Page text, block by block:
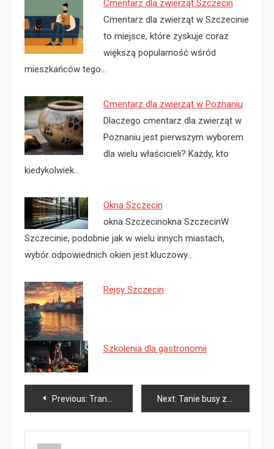
Cmentarz dla zwierząt Szczecin
Cmentarz dla zwierząt w Szczecinie
to miejsce, które zyskuje coraz
większą popularność wśród
mieszkańców tego…
Cmentarz dla zwierząt w Poznaniu
Dlaczego cmentarz dla zwierząt w
Poznaniu jest pierwszym wyborem
dla wielu właścicieli? Każdy, kto
kiedykolwiek…
Okna Szczecin
okna Szczecinokna SzczecinW
Szczecinie, podobnie jak w wielu innych miastach,
wybór odpowiednich okien jest kluczowy…
Rejsy Szczecin
Szkolenia dla gastronomii
Nawigacja
wpisu
Previous: Transport indywidualny Szczecin Berlin Next: Tanie busy z Niemiec do Polski Toruń